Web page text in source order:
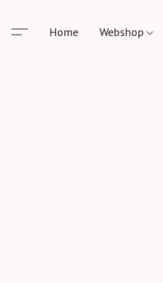
Home Webshop